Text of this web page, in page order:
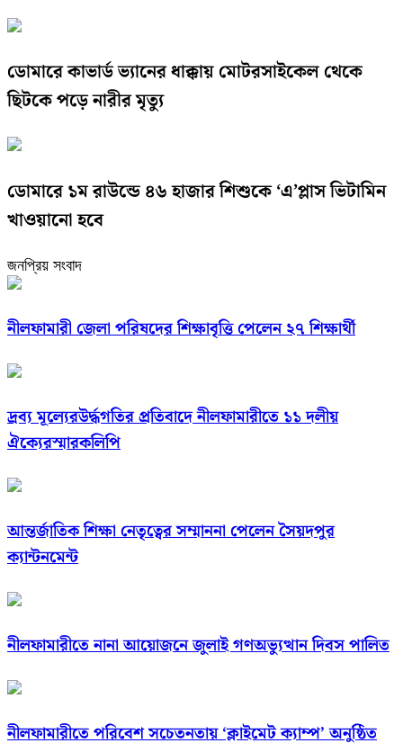
ডোমারে কাভার্ড ভ্যানের ধাক্কায় মোটরসাইকেল থেকে
ছিটকে পড়ে নারীর মৃত্যু
ডোমারে ১ম রাউন্ডে ৪৬ হাজার শিশুকে ‘এ’প্লাস ভিটামিন
খাওয়ানো হবে
জনপ্রিয় সংবাদ
নীলফামারী জেলা পরিষদের শিক্ষাবৃত্তি পেলেন ২৭ শিক্ষার্থী
দ্রব্য মূল্যেরউর্দ্ধগতির প্রতিবাদে নীলফামারীতে ১১ দলীয়
ঐক্যেরস্মারকলিপি
আন্তর্জাতিক শিক্ষা নেতৃত্বের সম্মাননা পেলেন সৈয়দপুর
ক্যান্টনমেন্ট
নীলফামারীতে নানা আয়োজনে জুলাই গণঅভ্যুত্থান দিবস পালিত
নীলফামারীতে পরিবেশ সচেতনতায় ‘ক্লাইমেট ক্যাম্প’ অনুষ্ঠিত